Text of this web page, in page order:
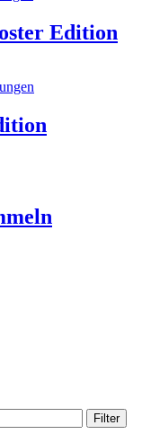
Edition
Filter